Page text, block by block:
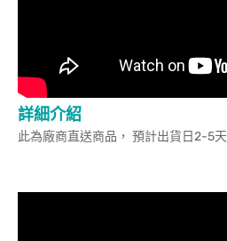
詳細介紹
此為廠商直送商品， 預計出貨日2-5天